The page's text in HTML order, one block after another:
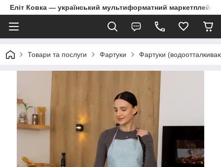
Еліт Ковка — український мультиформатний маркетплейс
Товари та послуги Фартуки Фартуки